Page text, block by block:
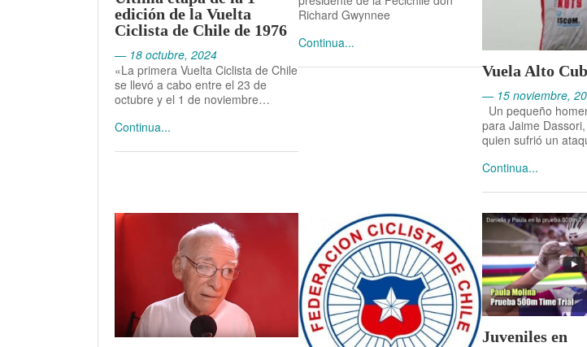
16 mayo, 2026 -
Panamericano
Junior de Ciclismo
de Pista 2026:
Chile conquista el
tercer lugar del
medallero
edición de la Vuelta
Ciclista de Chile de 1976
— 18 octubre, 2024
«La primera Vuelta Ciclista de Chile
se llevó a cabo entre el 23 de
octubre y el 1 de noviembre…
Continua...
Richard Gwynnee
Continua...
Vuela Alto
— 15 noviembre,
Un pequeño
para Jaime
quien sufrió un
Continua...
Juveniles en